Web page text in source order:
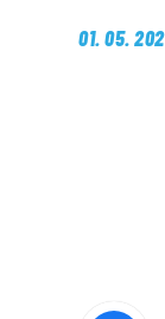
01. 05.